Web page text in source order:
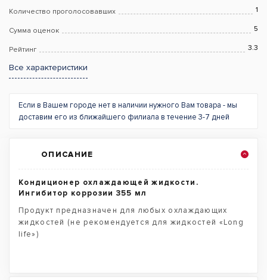
Количество проголосовавших 1
Сумма оценок 5
Рейтинг 3.3
Все характеристики
Если в Вашем городе нет в наличии нужного Вам товара - мы
доставим его из ближайшего филиала в течение 3-7 дней
ОПИСАНИЕ
Кондиционер охлаждающей жидкости.
Ингибитор коррозии 355 мл
Продукт предназначен для любых охлаждающих
жидкостей (не рекомендуется для жидкостей «Long
life»)